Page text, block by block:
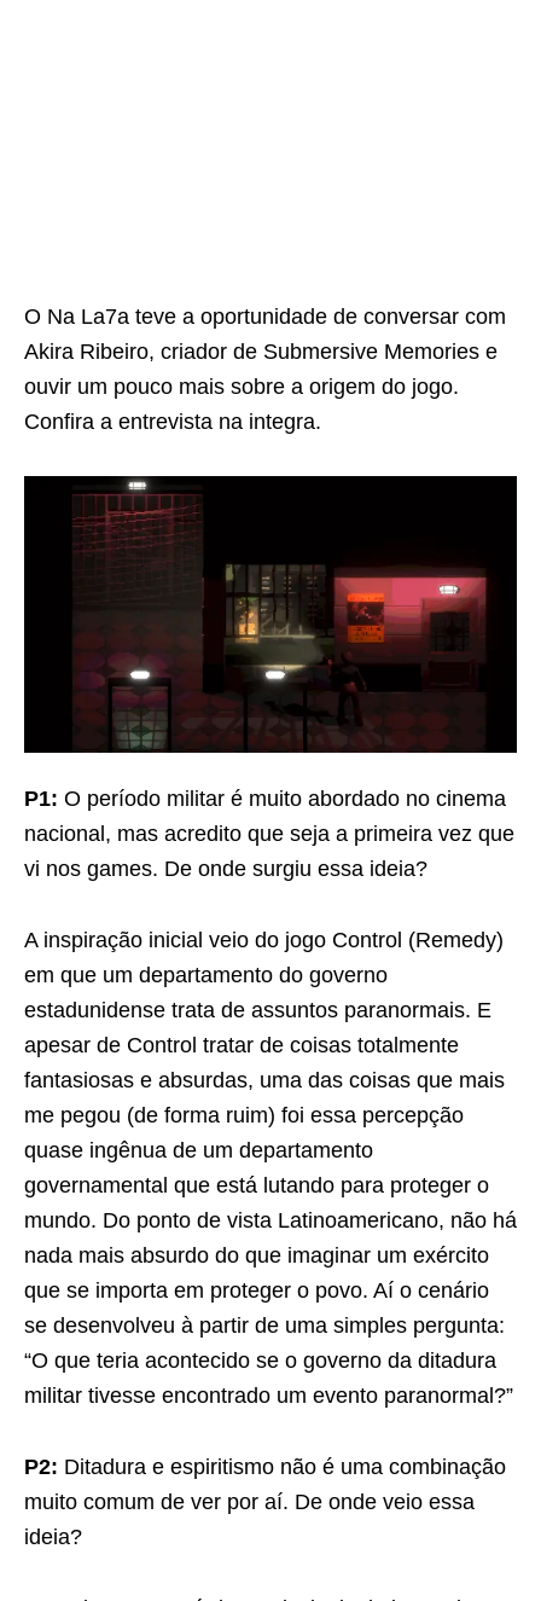
O Na La7a teve a oportunidade de conversar com
Akira Ribeiro, criador de Submersive Memories e
ouvir um pouco mais sobre a origem do jogo.
Confira a entrevista na integra.
P1: O período militar é muito abordado no cinema
nacional, mas acredito que seja a primeira vez que
vi nos games. De onde surgiu essa ideia?
A inspiração inicial veio do jogo Control (Remedy)
em que um departamento do governo
estadunidense trata de assuntos paranormais. E
apesar de Control tratar de coisas totalmente
fantasiosas e absurdas, uma das coisas que mais
me pegou (de forma ruim) foi essa percepção
quase ingênua de um departamento
governamental que está lutando para proteger o
mundo. Do ponto de vista Latinoamericano, não há
nada mais absurdo do que imaginar um exército
que se importa em proteger o povo. Aí o cenário
se desenvolveu à partir de uma simples pergunta:
“O que teria acontecido se o governo da ditadura
militar tivesse encontrado um evento paranormal?”
P2: Ditadura e espiritismo não é uma combinação
muito comum de ver por aí. De onde veio essa
ideia?